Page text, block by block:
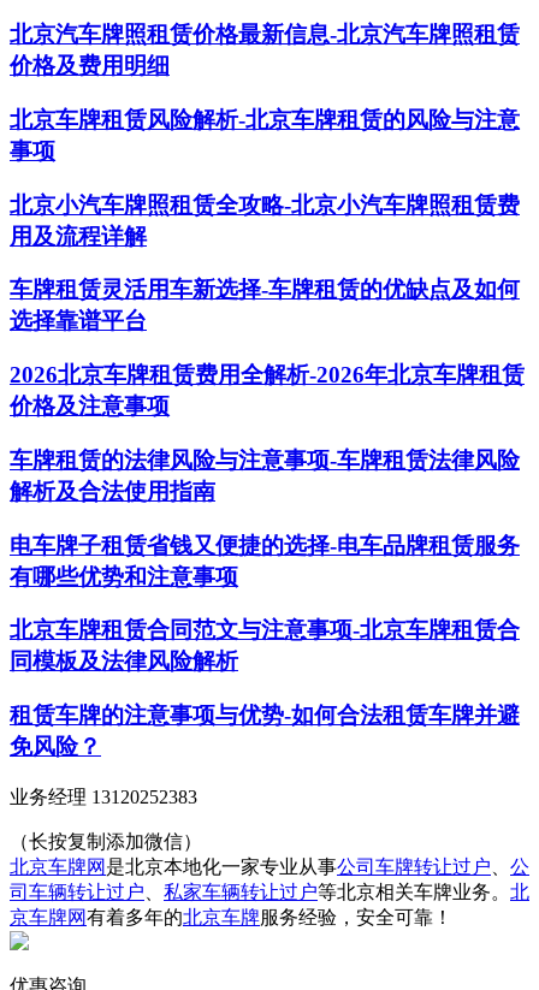
北京汽车牌照租赁价格最新信息-北京汽车牌照租赁
价格及费用明细
北京车牌租赁风险解析-北京车牌租赁的风险与注意
事项
北京小汽车牌照租赁全攻略-北京小汽车牌照租赁费
用及流程详解
车牌租赁灵活用车新选择-车牌租赁的优缺点及如何
选择靠谱平台
2026北京车牌租赁费用全解析-2026年北京车牌租赁
价格及注意事项
车牌租赁的法律风险与注意事项-车牌租赁法律风险
解析及合法使用指南
电车牌子租赁省钱又便捷的选择-电车品牌租赁服务
有哪些优势和注意事项
北京车牌租赁合同范文与注意事项-北京车牌租赁合
同模板及法律风险解析
租赁车牌的注意事项与优势-如何合法租赁车牌并避
免风险？
业务经理 13120252383
（长按复制添加微信）
北京车牌网 是北京本地化一家专业从事公司车牌转让过户
公
司车辆转让过户
私家车辆转让过户等北京相关车牌业务。 北
京车牌网有着多年的北京车牌服务经验，安全可靠！
优惠咨询